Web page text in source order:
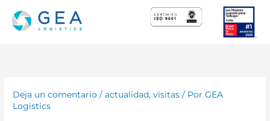
contenido
Deja un comentario /actualidad,visitas / PorGEA
Logistics